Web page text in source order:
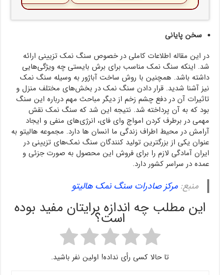
سخن پایانی
در این مقاله اطلاعات کاملی در خصوص سنگ نمک تزیینی ارائه
شد. اینکه سنگ نمک مناسب برای برش بایستی چه ویژگی‌هایی
داشته باشد. همچنین با روش ساخت آباژور به وسیله سنگ نمک
نیز آشنا شدید. قرار دادن سنگ نمک در بخش‌های مختلف منزل و
تاثیرات آن در دفع چشم زخم از دیگر مباحث مهم درباره این سنگ
بود که به آن پرداخته شد. نتیجه این شد که سنگ نمک نقش
مهمی در برطرف کردن امواج وای فای، انرژی‌های منفی و ایجاد
آرامش در محیط اطراف زندگی ما انسان ها دارد. مجموعه هالیتو به
عنوان یکی از بزرگترین تولید کنندگان سنگ نمک‌های تزیینی در
ایران آمادگی لازم را برای فروش این محصول به صورت جزئی و
عمده در سراسر کشور دارد.
منبع:مرکز صادرات سنگ نمک هالیتو
این مطلب چه اندازه برایتان مفید بوده
است؟
تا حالا کسی رأی نداده! اولین نفر باشید.